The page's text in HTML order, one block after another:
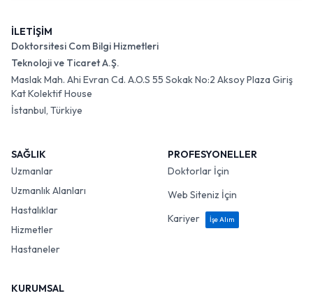
İLETİŞİM
Doktorsitesi Com Bilgi Hizmetleri
Teknoloji ve Ticaret A.Ş.
Maslak Mah. Ahi Evran Cd. A.O.S 55 Sokak No:2 Aksoy Plaza Giriş
Kat Kolektif House
İstanbul, Türkiye
SAĞLIK
Uzmanlar
Uzmanlık Alanları
Hastalıklar
Hizmetler
Hastaneler
PROFESYONELLER
Doktorlar İçin
Web Siteniz İçin
Kariyer
İşe Alım
KURUMSAL